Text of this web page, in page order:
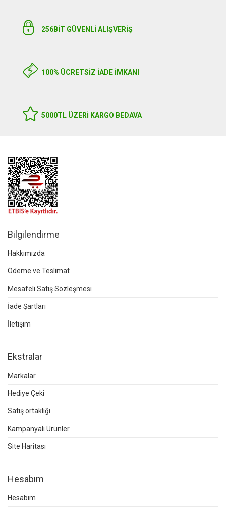
256BIT GÜVENLİ ALIŞVERİŞ
100% ÜCRETSİZ İADE İMKANI
5000TL ÜZERI KARGO BEDAVA
Bilgilendirme
Hakkımızda
Ödeme ve Teslimat
Mesafeli Satış Sözleşmesi
İade Şartları
İletişim
Ekstralar
Markalar
Hediye Çeki
Satış ortaklığı
Kampanyalı Ürünler
Site Haritası
Hesabım
Hesabım